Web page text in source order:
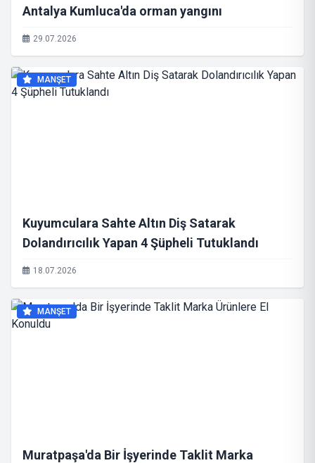
Antalya Kumluca'da orman yangını
29.07.2026
MANŞET
Kuyumculara Sahte Altın Diş Satarak
Dolandırıcılık Yapan 4 Şüpheli Tutuklandı
18.07.2026
MANŞET
Muratpaşa'da Bir İşyerinde Taklit Marka